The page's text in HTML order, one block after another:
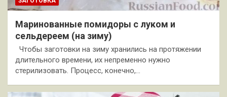
Маринованные помидоры с луком и
сельдереем (на зиму)
Чтобы заготовки на зиму хранились на протяжении
длительного времени, их непременно нужно
стерилизовать. Процесс, конечно,…